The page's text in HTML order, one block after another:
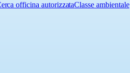
officina autorizzataClasse ambientale